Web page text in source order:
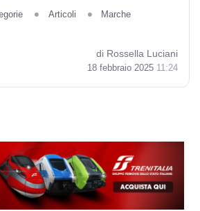
Articoli
Marche
di Rossella Luciani
18 febbraio 2025 11:24